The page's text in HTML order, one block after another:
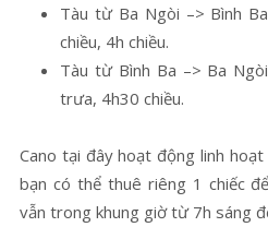
Tàu từ Ba Ngòi –> Bình
chiều, 4h chiều.
Tàu từ Bình Ba –> Ba
trưa, 4h30 chiều.
Cano tại đây hoạt động linh
bạn có thể thuê riêng 1 chiếc
vẫn trong khung giờ từ 7h sáng